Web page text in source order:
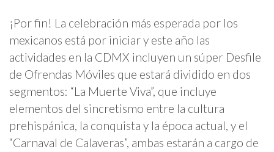
¡Por fin! La celebración más esperada por los
mexicanos está por iniciar y este año las
actividades en la CDMX incluyen un súper Desfile
de Ofrendas Móviles que estará dividido en dos
segmentos: “La Muerte Viva”, que incluye
elementos del sincretismo entre la cultura
prehispánica, la conquista y la época actual, y el
“Carnaval de Calaveras”, ambas estarán a cargo de